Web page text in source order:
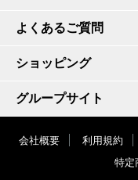
よくあるご質問
ショッピング
グループサイト
会社概要 利用規約
特定